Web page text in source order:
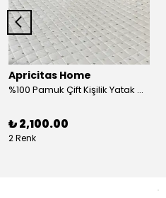
Apricitas Home
%100 Pamuk Çift Kişilik Yatak Örtüsü Takımı
₺ 2,100.00
2 Renk